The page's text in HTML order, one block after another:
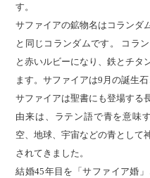
す。
サファイアの鉱物名はコランダ
と同じコランダムです。 コラ
と赤いルビーになり、鉄とチタ
ます。サファイアは9月の誕生石
サファイアは聖書にも登場する
由来は、ラテン語で青を意味
空、地球、宇宙などの青として
されてきました。
結婚45年目を「サファイア婚